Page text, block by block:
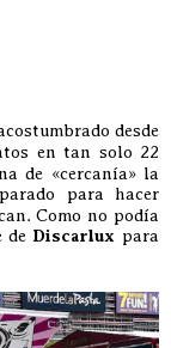
desde
en tan solo 22
de «cercanía» la
para hacer
Como no podía
de Discarlux para